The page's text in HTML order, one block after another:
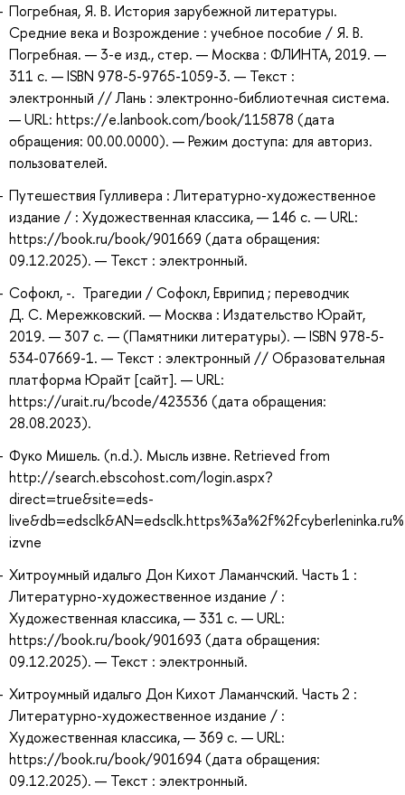
Погребная, Я. В. История зарубежной литературы.
Средние века и Возрождение : учебное пособие / Я. В.
Погребная. — 3-е изд., стер. — Москва : ФЛИНТА, 2019. —
311 с. — ISBN 978-5-9765-1059-3. — Текст :
электронный // Лань : электронно-библиотечная система.
— URL: https://e.lanbook.com/book/115878 (дата
обращения: 00.00.0000). — Режим доступа: для авториз.
пользователей.
Путешествия Гулливера : Литературно-художественное
издание / : Художественная классика, — 146 с. — URL:
https://book.ru/book/901669 (дата обращения:
09.12.2025). — Текст : электронный.
Софокл, -. Трагедии / Софокл, Еврипид ; переводчик
Д. С. Мережковский. — Москва : Издательство Юрайт,
2019. — 307 с. — (Памятники литературы). — ISBN 978-5-
534-07669-1. — Текст : электронный // Образовательная
платформа Юрайт [сайт]. — URL:
https://urait.ru/bcode/423536 (дата обращения:
28.08.2023).
Фуко Мишель. (n.d.). Мысль извне. Retrieved from
http://search.ebscohost.com/login.aspx?
direct=true&site=eds-
izvne
Хитроумный идальго Дон Кихот Ламанчский. Часть 1 :
Литературно-художественное издание / :
Художественная классика, — 331 с. — URL:
https://book.ru/book/901693 (дата обращения:
09.12.2025). — Текст : электронный.
Хитроумный идальго Дон Кихот Ламанчский. Часть 2 :
Литературно-художественное издание / :
Художественная классика, — 369 с. — URL:
https://book.ru/book/901694 (дата обращения:
09.12.2025). — Текст : электронный.